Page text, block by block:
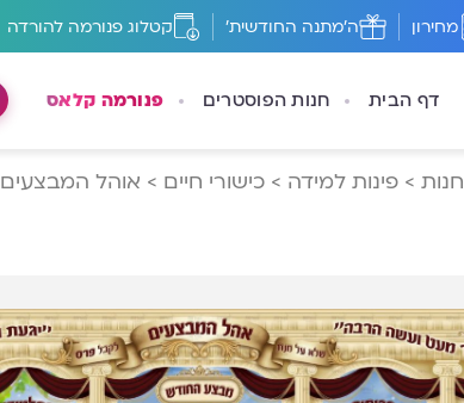
מחירון ה'מתנה החודשית' קטלוג פנורמה להורדה
דף הבית חנות הפוסטרים פנורמה קלאס
חנות > פינות למידה > כישורי חיים > אוהל המבצעים